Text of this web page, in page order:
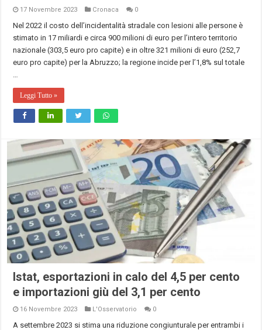
17 Novembre 2023 Cronaca 0
Nel 2022 il costo dell’incidentalità stradale con lesioni alle persone è
stimato in 17 miliardi e circa 900 milioni di euro per l’intero territorio
nazionale (303,5 euro pro capite) e in oltre 321 milioni di euro (252,7
euro pro capite) per la Abruzzo; la regione incide per l’1,8% sul totale
…
Leggi Tutto »
Istat, esportazioni in calo del 4,5 per cento
e importazioni giù del 3,1 per cento
16 Novembre 2023 L'Osservatorio 0
A settembre 2023 si stima una riduzione congiunturale per entrambi i